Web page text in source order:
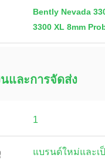
Bently Nevada
3300 XL 8mm
นและการจัดส่ง
1
แบรนด์ใหม่และเ